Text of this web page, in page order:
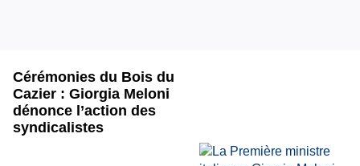
Cérémonies du Bois du
Cazier : Giorgia Meloni
dénonce l’action des
syndicalistes